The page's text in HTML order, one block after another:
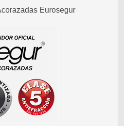
Eurosegur